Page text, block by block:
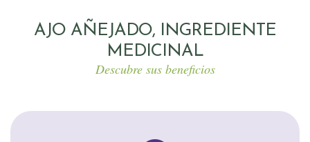
AJO AÑEJADO, INGREDIENTE
MEDICINAL
Descubre sus beneficios